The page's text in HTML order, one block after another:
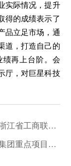
实际情况，提升
得的成绩表示了
品立足市场，通
道，打造自己的
绩再上台阶。会
厅，对巨星科技
工商联副主席
项目建设工作